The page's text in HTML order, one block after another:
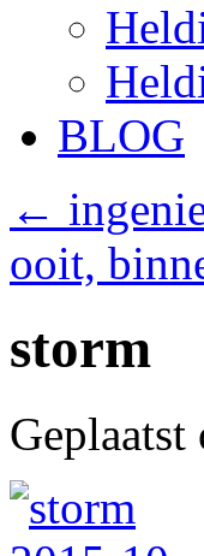
BLOG
←
ooit,
storm
Geplaatst